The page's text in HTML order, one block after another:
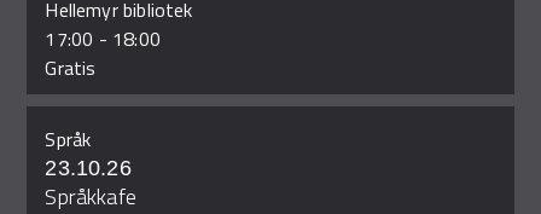
Hellemyr bibliotek
17:00 - 18:00
Gratis
Språk
23.10.26
Språkkafe